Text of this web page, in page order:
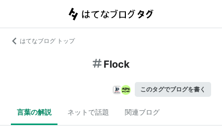
はてなブログ トップ
Flock
このタグでブログを書く
言葉の解説 ネットで話題 関連ブログ